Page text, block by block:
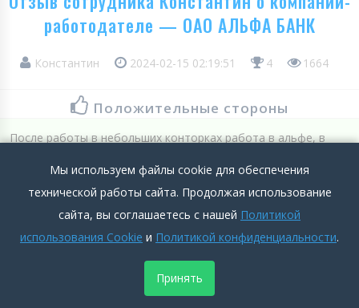
работодателе — ОАО АЛЬФА БАНК
Константин 2024-02-15 02:19:51 4 1664
Положительные стороны
После работы в небольших конторках работа в альфе, в
Подробнее >>
Отрицательные стороны
Очень много вещей, к которым нужно привыкать, которым
нужно учиться, объем информации огромный
Мы используем файлы cookie для обеспечения
технической работы сайта. Продолжая использование
сайта, вы соглашаетесь с нашей Политикой
использования Cookie и Политикой конфиденциальности.
Принять